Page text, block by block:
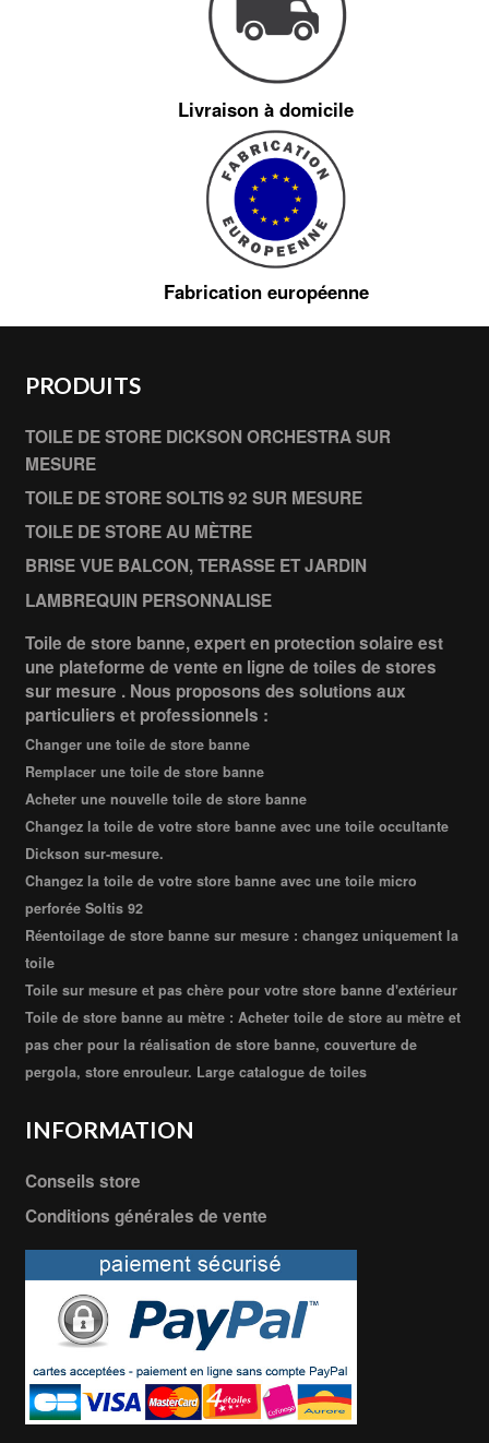
Livraison à domicile
Fabrication européenne
PRODUITS
TOILE DE STORE DICKSON ORCHESTRA SUR
MESURE
TOILE DE STORE SOLTIS 92 SUR MESURE
TOILE DE STORE AU MÈTRE
BRISE VUE BALCON, TERASSE ET JARDIN
LAMBREQUIN PERSONNALISE
Toile de store banne, expert en protection solaire est
une plateforme de vente en ligne de toiles de stores
sur mesure . Nous proposons des solutions aux
particuliers et professionnels :
Changer une toile de store banne
Remplacer une toile de store banne
Acheter une nouvelle toile de store banne
Changez la toile de votre store banne avec une toile occultante
Dickson sur-mesure.
Changez la toile de votre store banne avec une toile micro
perforée Soltis 92
Réentoilage de store banne sur mesure : changez uniquement la
toile
Toile sur mesure et pas chère pour votre store banne d'extérieur
Toile de store banne au mètre : Acheter toile de store au mètre et
pas cher pour la réalisation de store banne, couverture de
pergola, store enrouleur. Large catalogue de toiles
INFORMATION
Conseils store
Conditions générales de vente